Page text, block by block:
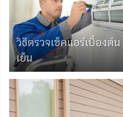
วิธีตรวจเช็คแอร์เบื้องต้
เย็น